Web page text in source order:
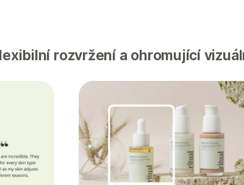
rozvržení a ohromující